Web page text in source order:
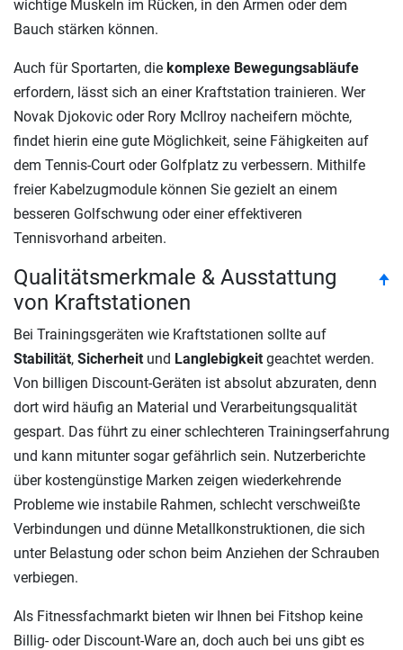
wichtige Muskeln im Rücken, in den Armen oder dem
Bauch stärken können.
Auch für Sportarten, die komplexe Bewegungsabläufe
erfordern, lässt sich an einer Kraftstation trainieren. Wer
Novak Djokovic oder Rory McIlroy nacheifern möchte,
findet hierin eine gute Möglichkeit, seine Fähigkeiten auf
dem Tennis-Court oder Golfplatz zu verbessern. Mithilfe
freier Kabelzugmodule können Sie gezielt an einem
besseren Golfschwung oder einer effektiveren
Tennisvorhand arbeiten.
Qualitätsmerkmale & Ausstattung
von Kraftstationen
🠉
Bei Trainingsgeräten wie Kraftstationen sollte auf
Stabilität, Sicherheit und Langlebigkeit geachtet werden.
Von billigen Discount-Geräten ist absolut abzuraten, denn
dort wird häufig an Material und Verarbeitungsqualität
gespart. Das führt zu einer schlechteren Trainingserfahrung
und kann mitunter sogar gefährlich sein. Nutzerberichte
über kostengünstige Marken zeigen wiederkehrende
Probleme wie instabile Rahmen, schlecht verschweißte
Verbindungen und dünne Metallkonstruktionen, die sich
unter Belastung oder schon beim Anziehen der Schrauben
verbiegen.
Als Fitnessfachmarkt bieten wir Ihnen bei Fitshop keine
Billig- oder Discount-Ware an, doch auch bei uns gibt es